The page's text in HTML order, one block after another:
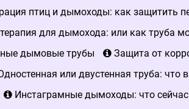
птиц и дымоходы: как защитить
для дымохода: или как труба
дымовые трубы
Защита от
или двустенная труба: что
Инстаграмные дымоходы: что